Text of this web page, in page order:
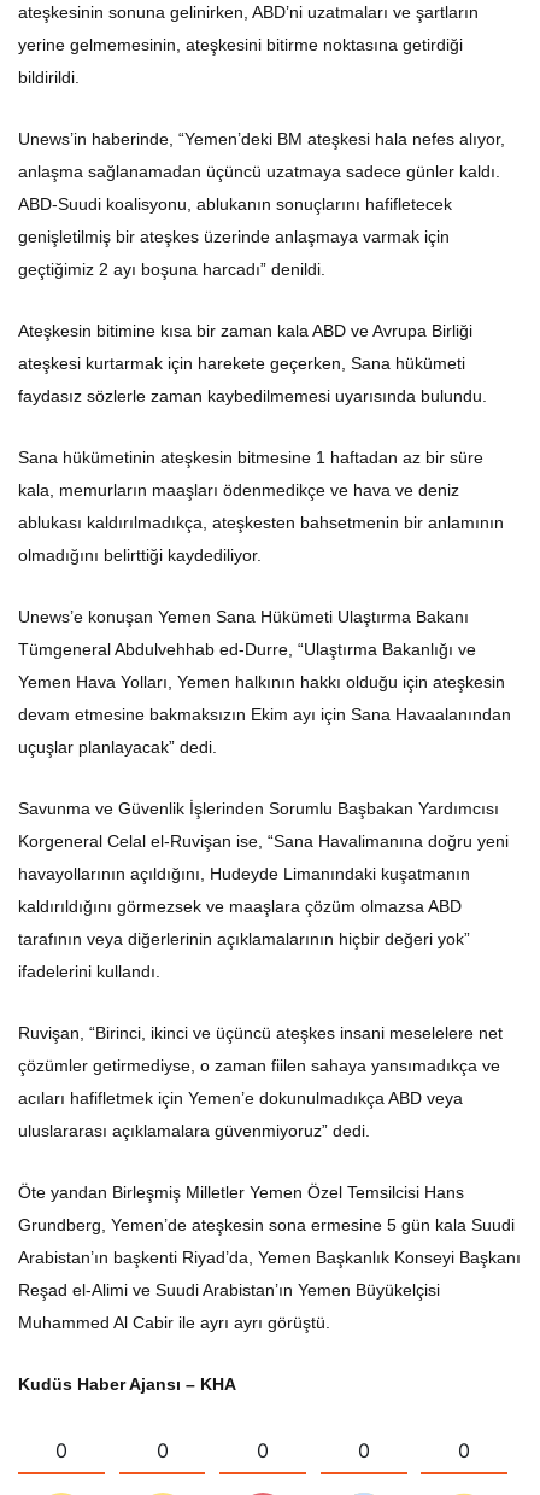
ateşkesinin sonuna gelinirken, ABD’ni uzatmaları ve şartların
yerine gelmemesinin, ateşkesini bitirme noktasına getirdiği
bildirildi.
Unews’in haberinde, “Yemen’deki BM ateşkesi hala nefes alıyor,
anlaşma sağlanamadan üçüncü uzatmaya sadece günler kaldı.
ABD-Suudi koalisyonu, ablukanın sonuçlarını hafifletecek
genişletilmiş bir ateşkes üzerinde anlaşmaya varmak için
geçtiğimiz 2 ayı boşuna harcadı” denildi.
Ateşkesin bitimine kısa bir zaman kala ABD ve Avrupa Birliği
ateşkesi kurtarmak için harekete geçerken, Sana hükümeti
faydasız sözlerle zaman kaybedilmemesi uyarısında bulundu.
Sana hükümetinin ateşkesin bitmesine 1 haftadan az bir süre
kala, memurların maaşları ödenmedikçe ve hava ve deniz
ablukası kaldırılmadıkça, ateşkesten bahsetmenin bir anlamının
olmadığını belirttiği kaydediliyor.
Unews’e konuşan Yemen Sana Hükümeti Ulaştırma Bakanı
Tümgeneral Abdulvehhab ed-Durre, “Ulaştırma Bakanlığı ve
Yemen Hava Yolları, Yemen halkının hakkı olduğu için ateşkesin
devam etmesine bakmaksızın Ekim ayı için Sana Havaalanından
uçuşlar planlayacak” dedi.
Savunma ve Güvenlik İşlerinden Sorumlu Başbakan Yardımcısı
Korgeneral Celal el-Ruvişan ise, “Sana Havalimanına doğru yeni
havayollarının açıldığını, Hudeyde Limanındaki kuşatmanın
kaldırıldığını görmezsek ve maaşlara çözüm olmazsa ABD
tarafının veya diğerlerinin açıklamalarının hiçbir değeri yok”
ifadelerini kullandı.
Ruvişan, “Birinci, ikinci ve üçüncü ateşkes insani meselelere net
çözümler getirmediyse, o zaman fiilen sahaya yansımadıkça ve
acıları hafifletmek için Yemen’e dokunulmadıkça ABD veya
uluslararası açıklamalara güvenmiyoruz” dedi.
Öte yandan Birleşmiş Milletler Yemen Özel Temsilcisi Hans
Grundberg, Yemen’de ateşkesin sona ermesine 5 gün kala Suudi
Arabistan’ın başkenti Riyad’da, Yemen Başkanlık Konseyi Başkanı
Reşad el-Alimi ve Suudi Arabistan’ın Yemen Büyükelçisi
Muhammed Al Cabir ile ayrı ayrı görüştü.
Kudüs Haber Ajansı – KHA
0 0 0 0 0